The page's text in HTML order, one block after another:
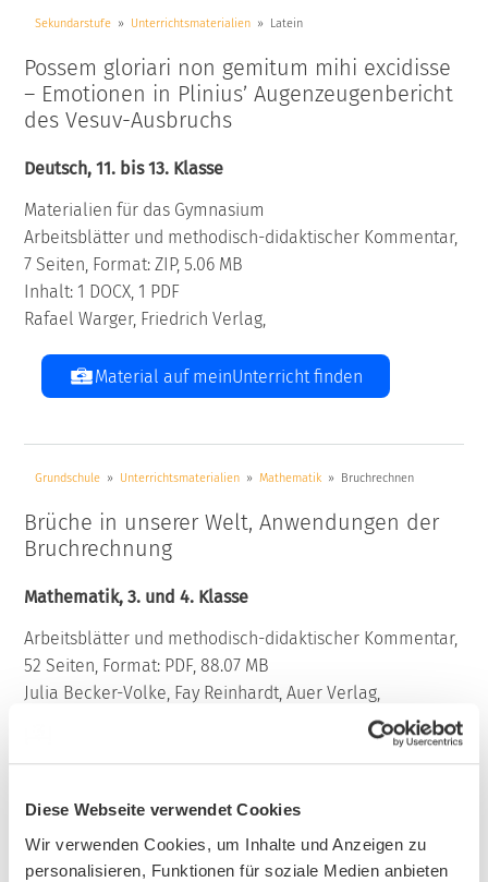
Diese Webseite verwendet Cookies
Wir verwenden Cookies, um Inhalte und Anzeigen zu
personalisieren, Funktionen für soziale Medien anbieten
Sekundarstufe Unterrichtsmaterialien Latein
Possem gloriari non gemitum mihi excidisse
– Emotionen in Plinius’ Augenzeugenbericht
des Vesuv-Ausbruchs
Deutsch, 11. bis 13. Klasse
Materialien für das Gymnasium
Arbeitsblätter und methodisch-didaktischer Kommentar,
7 Seiten, Format: ZIP, 5.06 MB
Inhalt: 1 DOCX, 1 PDF
Rafael Warger, Friedrich Verlag,
Material auf meinUnterricht finden
Grundschule Unterrichtsmaterialien Mathematik Bruchrechnen
Brüche in unserer Welt, Anwendungen der
Bruchrechnung
Mathematik, 3. und 4. Klasse
Arbeitsblätter und methodisch-didaktischer Kommentar,
52 Seiten, Format: PDF, 88.07 MB
Julia Becker-Volke, Fay Reinhardt, Auer Verlag,
Sekundarstufe Unterrichtsmaterialien Mathematik Bruchrechnen